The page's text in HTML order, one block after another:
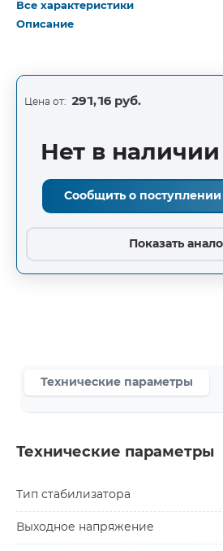
Все характеристики
Описание
Цена от: 291,16 руб.
Нет в наличии
Сообщить о поступлении
Показать
Технические параметры
Технические параметры
Тип стабилизатора
Выходное напряжение